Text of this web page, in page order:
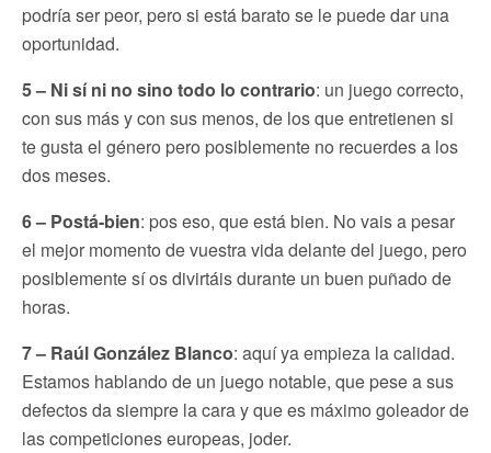
podría ser peor, pero si está barato se le puede dar una
oportunidad.
5 – Ni sí ni no sino todo lo contrario: un juego correcto,
con sus más y con sus menos, de los que entretienen si
te gusta el género pero posiblemente no recuerdes a los
dos meses.
6 – Postá-bien: pos eso, que está bien. No vais a pesar
el mejor momento de vuestra vida delante del juego, pero
posiblemente sí os divirtáis durante un buen puñado de
horas.
7 – Raúl González Blanco: aquí ya empieza la calidad.
Estamos hablando de un juego notable, que pese a sus
defectos da siempre la cara y que es máximo goleador de
las competiciones europeas, joder.